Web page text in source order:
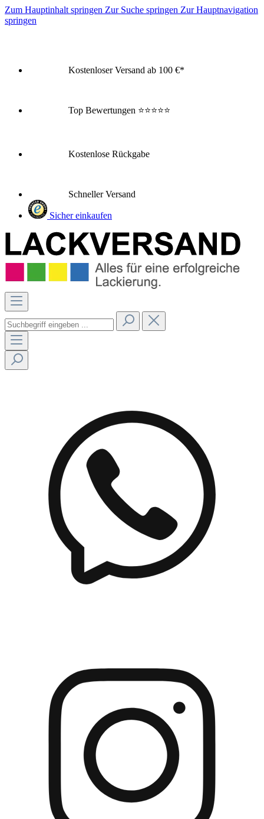
Zum Hauptinhalt springen Zur Suche springen Zur Hauptnavigation
springen
Kostenloser Versand ab 100 €*
Top Bewertungen ⭐⭐⭐⭐⭐
Kostenlose Rückgabe
Schneller Versand
Sicher einkaufen